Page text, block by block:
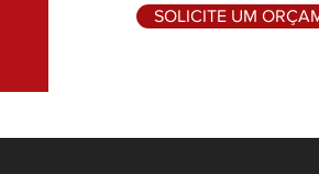
SOLICITE UM